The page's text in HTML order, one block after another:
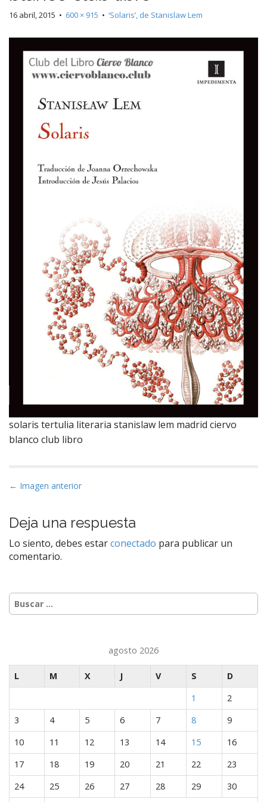
16 abril, 2015 • 600 × 915 • ‘Solaris’, de Stanislaw Lem
solaris tertulia literaria stanislaw lem madrid ciervo
blanco club libro
N
v
e
g
a
i
ó
e
n
a
d
a
s
← Imagen anterior
Deja una respuesta
Lo siento, debes estarconectado para publicar un
comentario.
Buscar:
agosto 2026
L M X J V S
D
1
2
3
4 5 6 7 8
9
10
11 12 13 14 15
16
17
18 19 20 21 22
23
24
25 26 27 28 29
30